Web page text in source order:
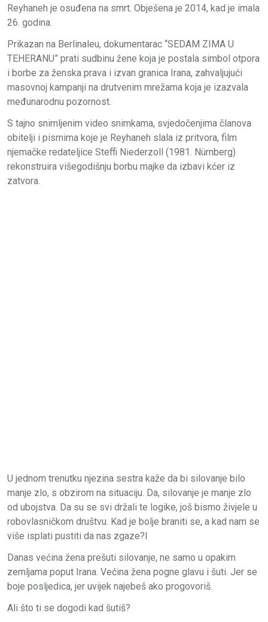
Reyhaneh je osuđena na smrt. Obješena je 2014, kad je imala
26. godina.
Prikazan na Berlinaleu, dokumentarac “SEDAM ZIMA U
TEHERANU” prati sudbinu žene koja je postala simbol otpora
i borbe za ženska prava i izvan granica Irana, zahvaljujući
masovnoj kampanji na drutvenim mrežama koja je izazvala
međunarodnu pozornost.
S tajno snimljenim video snimkama, svjedočenjima članova
obitelji i pismima koje je Reyhaneh slala iz pritvora, film
njemačke redateljice Steffi Niederzoll (1981. Nürnberg)
rekonstruira višegodišnju borbu majke da izbavi kćer iz
zatvora.
U jednom trenutku njezina sestra kaže da bi silovanje bilo
manje zlo, s obzirom na situaciju. Da, silovanje je manje zlo
od ubojstva. Da su se svi držali te logike, još bismo živjele u
robovlasničkom društvu. Kad je bolje braniti se, a kad nam se
više isplati pustiti da nas zgaze?I
Danas većina žena prešuti silovanje, ne samo u opakim
zemljama poput Irana. Većina žena pogne glavu i šuti. Jer se
boje posljedica, jer uvijek najebeš ako progovoriš.
Ali što ti se dogodi kad šutiš?